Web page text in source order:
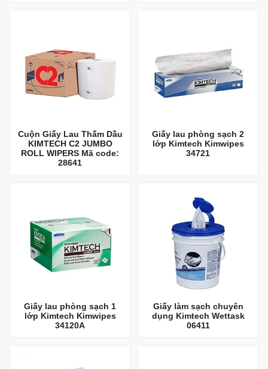
Cuộn Giấy Lau Thấm Dầu
KIMTECH C2 JUMBO
ROLL WIPERS Mã code:
28641
Giấy lau phòng sạch 2
lớp Kimtech Kimwipes
34721
Giấy lau phòng sạch 1
lớp Kimtech Kimwipes
34120A
Giấy làm sạch chuyên
dụng Kimtech Wettask
06411